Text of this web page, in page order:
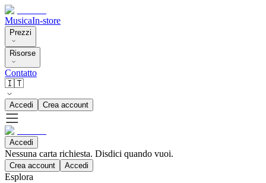
MusicaIn-store
Prezzi
Risorse
Contatto
🇮🇹
Accedi Crea account
Accedi
Nessuna carta richiesta. Disdici quando vuoi.
Crea account Accedi
Esplora